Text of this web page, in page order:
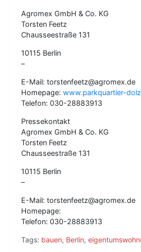
Agromex GmbH & Co. KG
Torsten Feetz
Chausseestraße 131
10115 Berlin
–
E-Mail: torstenfeetz@agromex.de
Homepage: www.parkquartier-
Telefon: 030-28883913
Pressekontakt
Agromex GmbH & Co. KG
Torsten Feetz
Chausseestraße 131
10115 Berlin
–
E-Mail: torstenfeetz@agromex.de
Homepage:
Telefon: 030-28883913
Tags: bauen, Berlin,